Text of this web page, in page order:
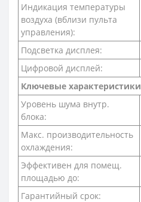
Индикация температуры
воздуха (вблизи пульта
управления):
Подсветка дисплея:
Цифровой дисплей:
Ключевые характеристики
Уровень шума внутр.
блока:
Макс. производительность
охлаждения:
Эффективен для помещ.
площадью до:
Гарантийный срок: